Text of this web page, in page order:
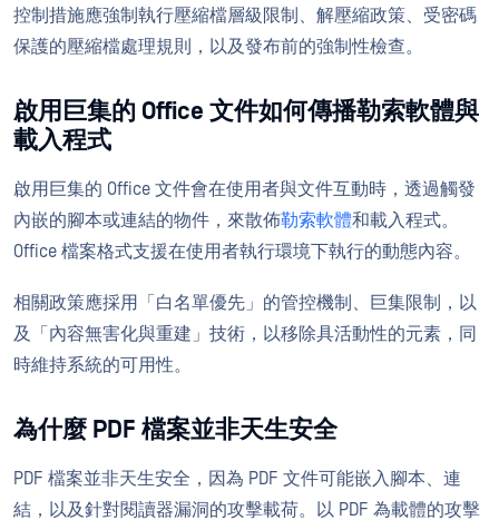
控制措施應強制執行壓縮檔層級限制、解壓縮政策、受密碼
保護的壓縮檔處理規則，以及發布前的強制性檢查。
啟用巨集的 Office 文件如何傳播勒索軟體與
載入程式
啟用巨集的 Office 文件會在使用者與文件互動時，透過觸發
內嵌的腳本或連結的物件，來散佈勒索軟體和載入程式。
Office 檔案格式支援在使用者執行環境下執行的動態內容。
相關政策應採用「白名單優先」的管控機制、巨集限制，以
及「內容無害化與重建」技術，以移除具活動性的元素，同
時維持系統的可用性。
為什麼 PDF 檔案並非天生安全
PDF 檔案並非天生安全，因為 PDF 文件可能嵌入腳本、連
結，以及針對閱讀器漏洞的攻擊載荷。以 PDF 為載體的攻擊